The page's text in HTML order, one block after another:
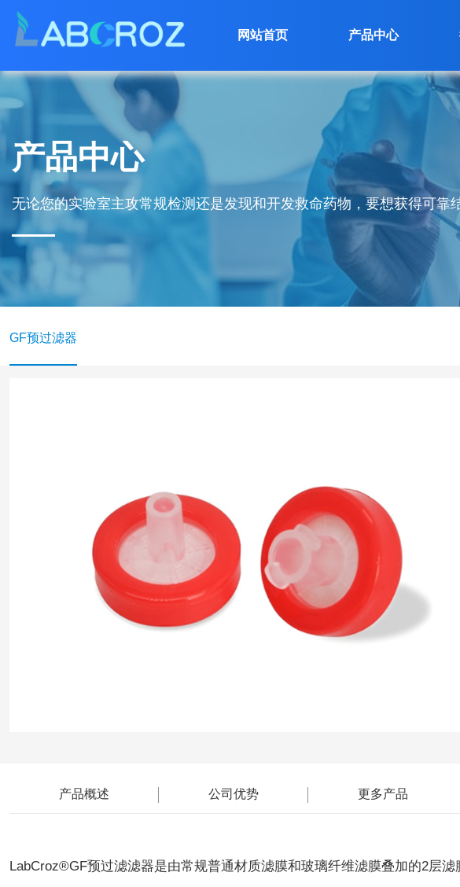
网站首页 产品中心
产品中心
无论您的实验室主攻常规检测还是发现和开发救命药物，要想获得可靠
GF预过滤器
产品概述 公司优势 更多产品
LabCroz®GF预过滤滤器是由常规普通材质滤膜和玻璃纤维滤膜叠加的2层